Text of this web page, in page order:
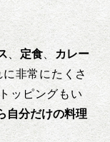
、定食、カレー
非常にたくさ
ッピングもい
自分だけの料理